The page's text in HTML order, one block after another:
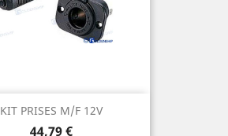
KIT PRISES M/F 12V
Prix
44,79 €